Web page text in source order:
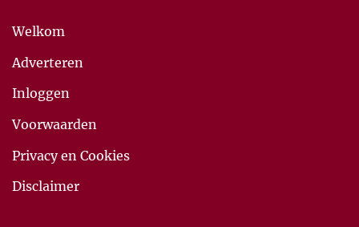
Welkom
Adverteren
Inloggen
Voorwaarden
Privacy en Cookies
Disclaimer